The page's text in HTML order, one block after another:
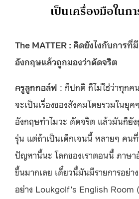
เป็นเครื่องมือในก
The MATTER : คิดยังไงกับการที่
อังกฤษแล้วถูกมองว่าดัดจริต
ครูลูกกอล์ฟ : ก็ปกติ ก็ไม่ใช่ว่าทุก
จะเป็นเรื่องของสังคมโดยรวมในยุ
อังกฤษทำไมวะ ดัดจริต แล้วมันก็ยั
รุ่น แต่ถ้าเป็นเด็กเจนนี้ หลายๆ คน
ปัญหานี้นะ โลกของเราตอนนี้ ภาษ
ขึ้นมากเลย เดี๋ยวนี้มันมีรายการอย่า
อย่าง Loukgolf’s English